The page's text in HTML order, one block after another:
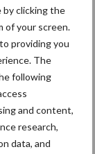
by clicking the
of your screen.
providing you
The
following
and content,
research,
data, and
dat
zeker nu